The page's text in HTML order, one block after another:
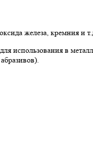
железа, кремния и
использования в